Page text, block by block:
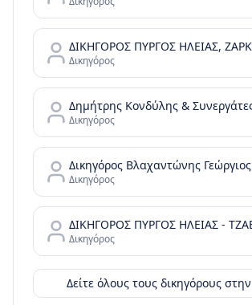
Δικηγόρος
Δικηγόρος
Δικηγόρος Βλαχαντώνης Γεώργιος
Δικηγόρος
Δικηγόρος
Δείτε όλους τους δικηγόρους στην